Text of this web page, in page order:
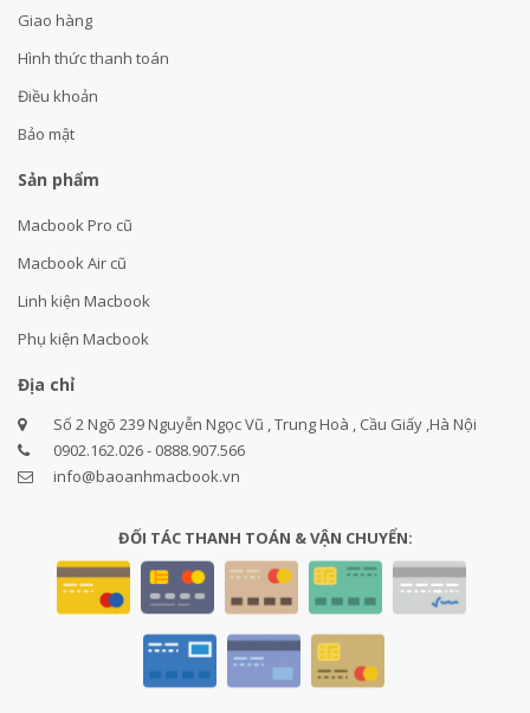
Giao hàng
Hình thức thanh toán
Điều khoản
Bảo mật
Sản phẩm
Macbook Pro cũ
Macbook Air cũ
Linh kiện Macbook
Phụ kiện Macbook
Địa chỉ
Số 2 Ngõ 239 Nguyễn Ngọc Vũ , Trung Hoà , Cầu Giấy ,Hà Nội
0902.162.026 - 0888.907.566
info@baoanhmacbook.vn
ĐỐI TÁC THANH TOÁN & VẬN CHUYỂN: